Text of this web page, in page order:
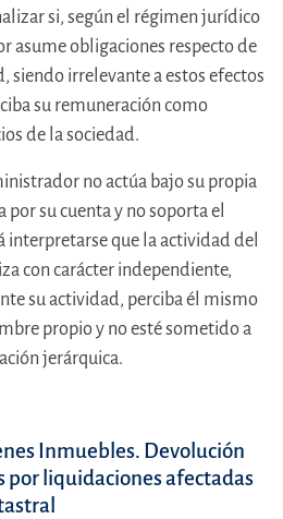
si, según el régimen jurídico
asume obligaciones respecto de
siendo irrelevante a estos efectos
su remuneración como
de la sociedad.
no actúa bajo su propia
su cuenta y no soporta el
interpretarse que la actividad del
con carácter independiente,
su actividad, perciba él mismo
propio y no esté sometido a
jerárquica.
Inmuebles. Devolución
por liquidaciones afectadas